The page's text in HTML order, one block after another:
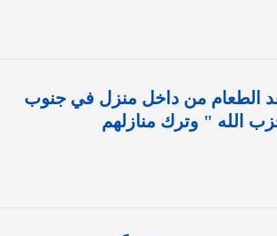
الطعام من داخل منزل في جنوب
الله " وترك منازلهم